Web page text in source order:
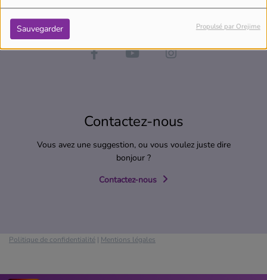
Sauvegarder Propulsé par Orejime
Contactez-nous
Vous avez une suggestion, ou vous voulez juste dire
bonjour ?
Contactez-nous
Politique de confidentialité | Mentions légales